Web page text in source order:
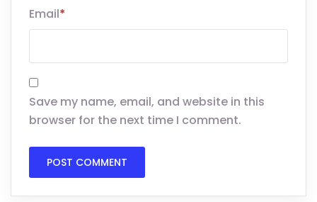
Email*
Save my name, email, and website in this
browser for the next time I comment.